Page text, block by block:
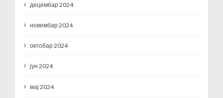
децембар 2024
новембар 2024
октобар 2024
јун 2024
мај 2024